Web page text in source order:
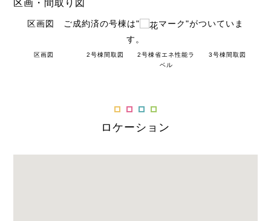
区画・間取り図
区画図 ご成約済の号棟は"
マーク"がついていま
す。
区画図 2号棟間取図
2号棟省エネ性能ラ
ベル
3号棟間取図
ロケーション